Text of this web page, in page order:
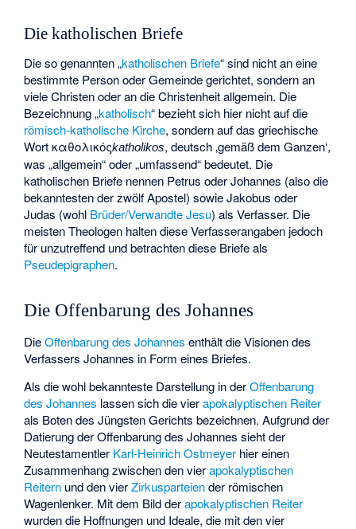
Die katholischen Briefe
Die so genannten „katholischen Briefe“ sind nicht an eine
bestimmte Person oder Gemeinde gerichtet, sondern an
viele Christen oder an die Christenheit allgemein. Die
Bezeichnung „katholisch“ bezieht sich hier nicht auf die
römisch-katholische Kirche, sondern auf das griechische
Wortκαθολικόςkatholikos, deutsch ‚gemäß dem Ganzen‘,
was „allgemein“ oder „umfassend“ bedeutet. Die
katholischen Briefe nennen Petrus oder Johannes (also die
bekanntesten der zwölf Apostel) sowie Jakobus oder
Judas (wohl Brüder/Verwandte Jesu) als Verfasser. Die
meisten Theologen halten diese Verfasserangaben jedoch
für unzutreffend und betrachten diese Briefe als
Pseudepigraphen.
Die Offenbarung des Johannes
DieOffenbarung des Johannes enthält die Visionen des
Verfassers Johannes in Form eines Briefes.
Als die wohl bekannteste Darstellung in derOffenbarung
des Johannes lassen sich die vierapokalyptischen Reiter
als Boten des Jüngsten Gerichts bezeichnen. Aufgrund der
Datierung der Offenbarung des Johannes sieht der
Neutestamentler Karl-Heinrich Ostmeyer hier einen
Zusammenhang zwischen den vierapokalyptischen
Reitern und den vierZirkusparteiender römischen
Wagenlenker. Mit dem Bild derapokalyptischen Reiter
wurden die Hoffnungen und Ideale, die mit den vier